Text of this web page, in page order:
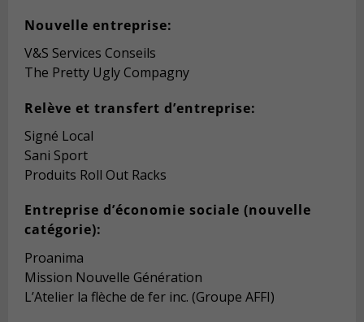
Nouvelle entreprise:
V&S Services Conseils
The Pretty Ugly Compagny
Relève et transfert d’entreprise:
Signé Local
Sani Sport
Produits Roll Out Racks
Entreprise d’économie sociale (nouvelle
catégorie):
Proanima
Mission Nouvelle Génération
L’Atelier la flèche de fer inc. (Groupe AFFI)